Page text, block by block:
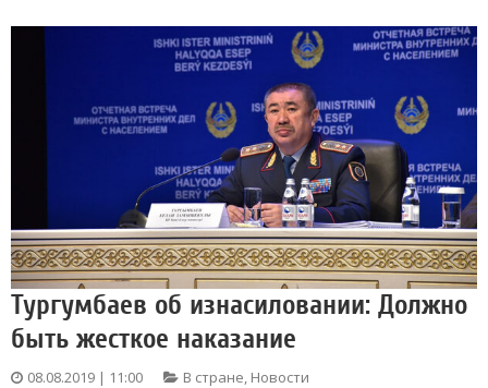
Тургумбаев об изнасиловании: Должно
быть жесткое наказание
08.08.2019 | 11:00 В стране, Новости